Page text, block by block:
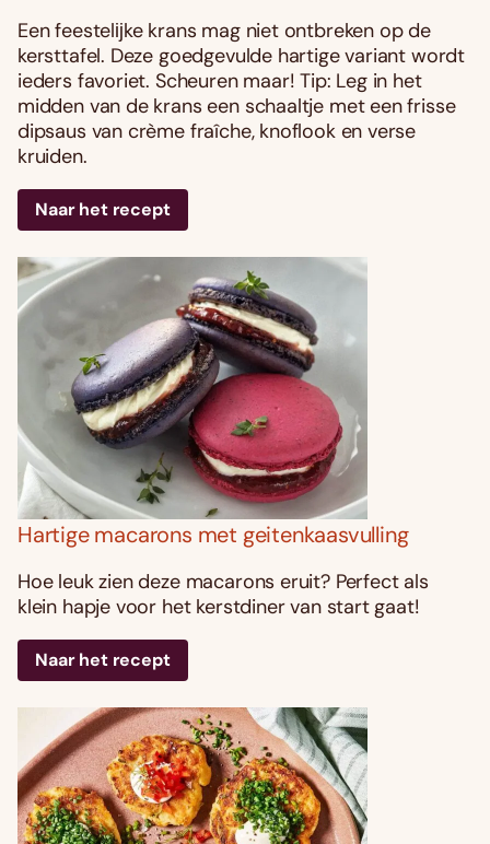
Een feestelĳke krans mag niet ontbreken op de
kersttafel. Deze goedgevulde hartige variant wordt
ieders favoriet. Scheuren maar! Tip: Leg in het
midden van de krans een schaaltje met een frisse
dipsaus van crème fraîche, knoflook en verse
kruiden.
Naar het recept
Hartige macarons met geitenkaasvulling
Hoe leuk zien deze macarons eruit? Perfect als
klein hapje voor het kerstdiner van start gaat!
Naar het recept